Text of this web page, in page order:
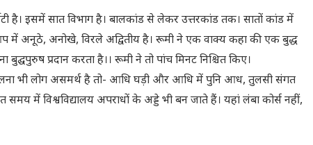
है। इसमें सात विभाग है। बालकांड से लेकर उत्तरकांड तक। सातों कांड में
अनूठे, अनोखे, विरले अद्वितीय है। रूमी ने एक वाक्य कहा की एक बुद्ध
प्रदान करता है।। रूमी ने तो पांच मिनट निश्चित किए।
भी लोग असमर्थ है तो- आधि घड़ी और आधि में पुनि आध, तुलसी संगत
समय में विश्वविद्यालय अपराधों के अड्डे भी बन जाते हैं। यहां लंबा कोर्स नहीं,